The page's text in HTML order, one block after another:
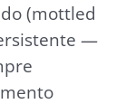
(mottled
—